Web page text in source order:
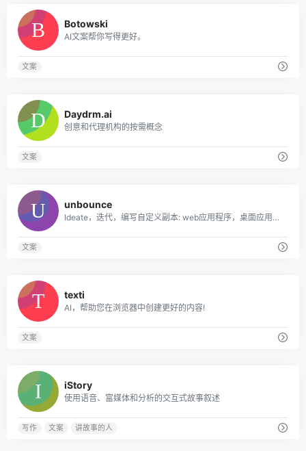
Botowski
AI文案帮你写得更好。
文案
Daydrm.ai
创意和代理机构的按需概念
文案
unbounce
Ideate，迭代，编写自定义副本: web应用程序，桌面应用程序，Chrome扩展。
文案
texti
AI，帮助您在浏览器中创建更好的内容!
文案
iStory
使用语音、富媒体和分析的交互式故事叙述
写作 文案 讲故事的人